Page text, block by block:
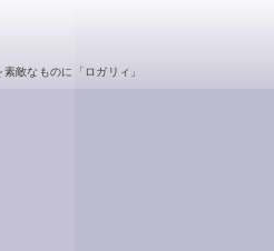
敵なものに「ロガリィ」